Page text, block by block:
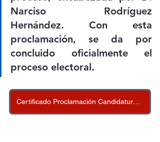
Narciso Rodríguez
Hernández. Con esta
proclamación, se da por
concluido oficialmente el
proceso electoral.